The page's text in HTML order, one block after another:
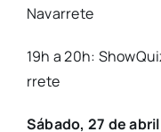
Nava­rre­te
19h a 20h:
rre­te
Sába­do, 27 de abril